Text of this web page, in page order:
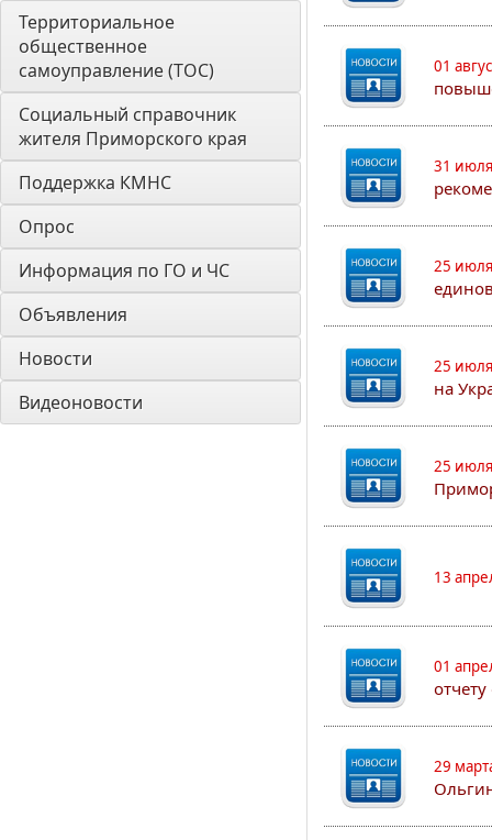
Территориальное
общественное
самоуправление (ТОС)
Социальный справочник
жителя Приморского края
Поддержка КМНС
Опрос
Информация по ГО и ЧС
Объявления
Новости
Видеоновости
01
31
25
25
на
25
13
01
29